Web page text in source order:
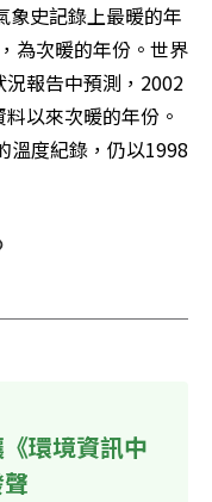
象史記錄上最暖的年
為次暖的年份。世界
報告中預測，2002
以來次暖的年份。
溫度紀錄，仍以1998
環境資訊中